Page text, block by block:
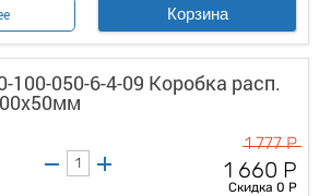
Корзина
100-050-6-4-09 Коробка расп.
1 777 Р
1 660 Р
Скидка 0 Р